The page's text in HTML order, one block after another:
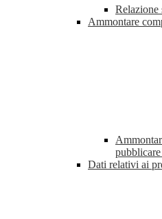
Relazione
Ammontare
Dati relativi ai